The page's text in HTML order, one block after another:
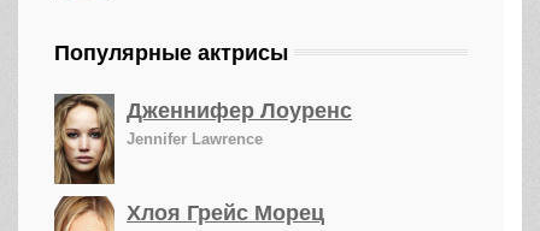
Популярные актрисы
Дженнифер Лоуренс
Jennifer Lawrence
Хлоя Грейс Морец